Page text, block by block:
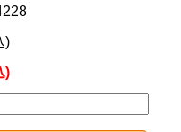
)
)